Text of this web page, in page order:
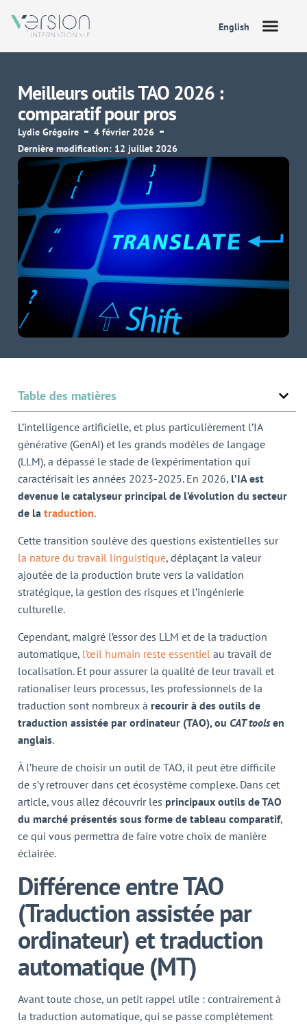
English
Meilleurs outils TAO 2026 :
comparatif pour pros
Lydie Grégoire
4 février 2026
Dernière modification: 12 juillet 2026
Table des matières
L’intelligence artificielle, et plus particulièrement l’IA
générative (GenAI) et les grands modèles de langage
(LLM), a dépassé le stade de l’expérimentation qui
caractérisait les années 2023-2025. En 2026, l’IA est
devenue le catalyseur principal de l’évolution du secteur
de la traduction.
Cette transition soulève des questions existentielles sur
la nature du travail linguistique, déplaçant la valeur
ajoutée de la production brute vers la validation
stratégique, la gestion des risques et l’ingénierie
culturelle.
Cependant, malgré l’essor des LLM et de la traduction
automatique, l’œil humain reste essentiel au travail de
localisation. Et pour assurer la qualité de leur travail et
rationaliser leurs processus, les professionnels de la
traduction sont nombreux à recourir à des outils de
traduction assistée par ordinateur (TAO), ou CAT toolsen
anglais.
À l’heure de choisir un outil de TAO, il peut être difficile
de s’y retrouver dans cet écosystème complexe. Dans cet
article, vous allez découvrir les principaux outils de TAO
du marché présentés sous forme de tableau comparatif,
ce qui vous permettra de faire votre choix de manière
éclairée.
Différence entre TAO
(Traduction assistée par
ordinateur) et traduction
automatique (MT)
Avant toute chose, un petit rappel utile : contrairement à
la traduction automatique, qui se passe complètement